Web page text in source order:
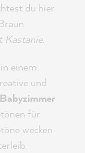
du hier
Kastanie.
einem
und
Babyzimmer
für
wecken